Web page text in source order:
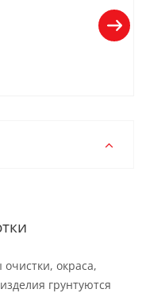
окраса,
грунтуются